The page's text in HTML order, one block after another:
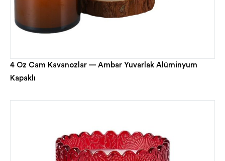
4 Oz Cam Kavanozlar — Ambar Yuvarlak Alüminyum
Kapaklı